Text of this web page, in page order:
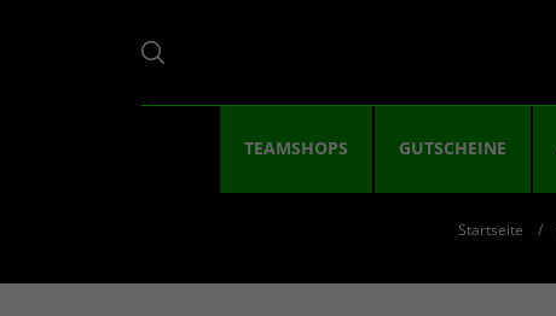
TEAMSHOPS GUTSCHEINE
Startseite